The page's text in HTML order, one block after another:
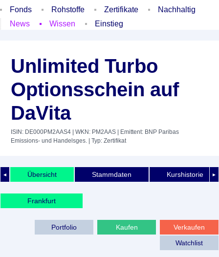
Fonds
Rohstoffe Zertifikate
Nachhaltig
News
Wissen Einstieg
Unlimited Turbo
Optionsschein auf
DaVita
ISIN: DE000PM2AAS4 | WKN: PM2AAS | Emittent: BNP Paribas
Emissions- und Handelsges. | Typ: Zertifikat
◄ ►
Übersicht Stammdaten Kurshistorie
Frankfurt
Verkaufen
Kaufen
Portfolio
Watchlist